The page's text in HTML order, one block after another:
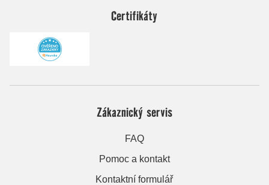
Certifikáty
Zákaznický servis
FAQ
Pomoc a kontakt
Kontaktní formulář